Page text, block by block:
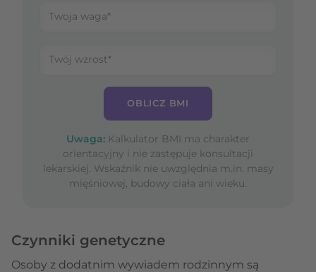
OBLICZ BMI
Uwaga: Kalkulator BMI ma charakter
orientacyjny i nie zastępuje konsultacji
lekarskiej. Wskaźnik nie uwzględnia m.in. masy
mięśniowej, budowy ciała ani wieku.
Czynniki genetyczne
Osoby z dodatnim wywiadem rodzinnym są